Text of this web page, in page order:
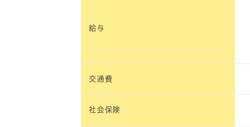
給与
交通費
社会保険